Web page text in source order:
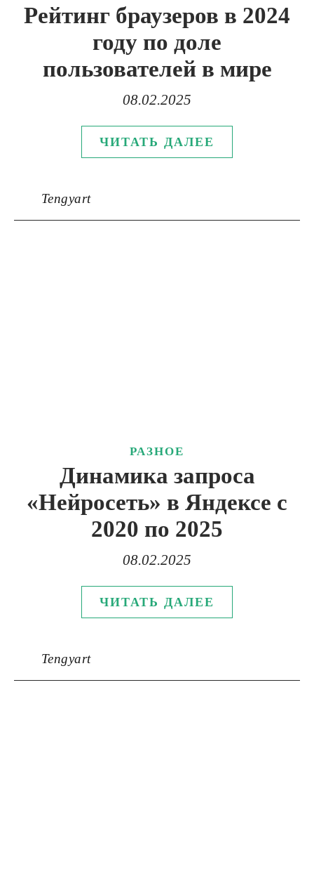
Рейтинг браузеров в 2024
году по доле
пользователей в мире
08.02.2025
ЧИТАТЬ ДАЛЕЕ
Tengyart
РАЗНОЕ
Динамика запроса
«Нейросеть» в Яндексе с
2020 по 2025
08.02.2025
ЧИТАТЬ ДАЛЕЕ
Tengyart